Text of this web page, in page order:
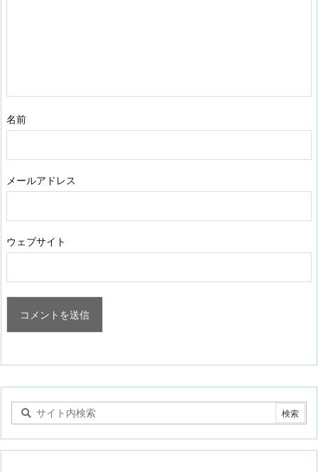
名前
メールアドレス
ウェブサイト